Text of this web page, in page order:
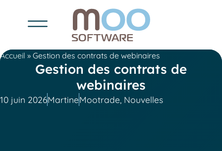
Accueil » Gestion des contrats de webinaires
Gestion des contrats de
webinaires
10 juin 2026MartineMootrade Nouvelles